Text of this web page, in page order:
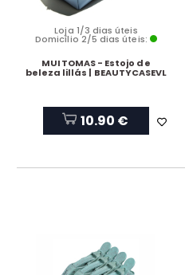
Loja 1/3 dias úteis
Domicílio 2/5 dias úteis:
MUITOMAS - Estojo de
beleza lillás | BEAUTYCASEVL
10.90 €